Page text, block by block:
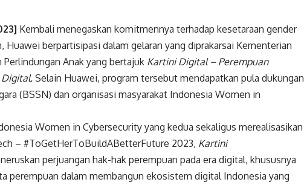
Kembali menegaskan komitmennya terhadap kesetaraan gender
Huawei berpartisipasi dalam gelaran yang diprakarsai Kementerian
Perlindungan Anak yang bertajuk Kartini Digital – Perempuan
Digital. Selain Huawei, program tersebut mendapatkan pula dukungan
(BSSN) dan organisasi masyarakat Indonesia Women in
Women in Cybersecurity yang kedua sekaligus merealisasikan
– #ToGetHerToBuildABetterFuture 2023, Kartini
perjuangan hak-hak perempuan pada era digital, khususnya
perempuan dalam membangun ekosistem digital Indonesia yang